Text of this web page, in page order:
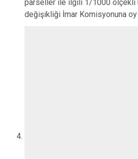
parseller ile ilgili 1/1000 ölçekli
değişikliği İmar Komisyonuna